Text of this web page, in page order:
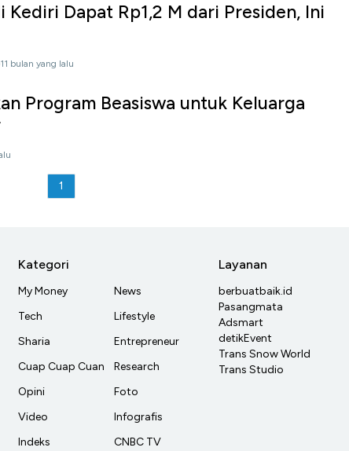
Kediri Dapat Rp1,2 M dari Presiden, Ini
11 bulan yang lalu
Program Beasiswa untuk Keluarga
1
Kategori
My Money
Tech
Sharia
Cuap Cuap Cuan
Opini
Video
Indeks
News
Lifestyle
Entrepreneur
Research
Foto
Infografis
CNBC TV
Layanan
berbuatbaik.id
Pasangmata
Adsmart
detikEvent
Trans Snow World
Trans Studio